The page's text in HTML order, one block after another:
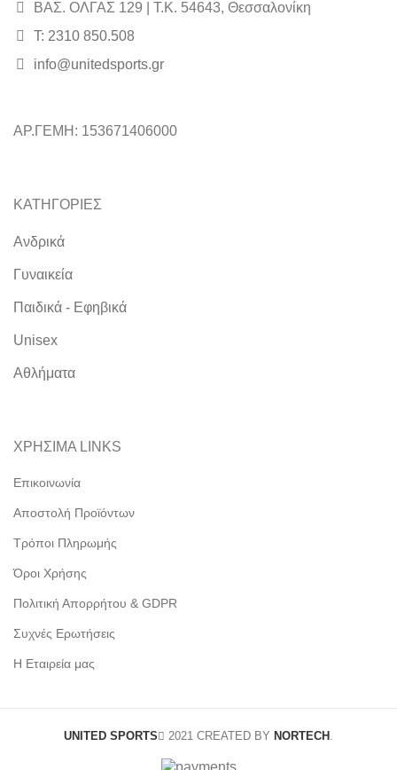
ΒΑΣ. ΟΛΓΑΣ 129 | Τ.Κ. 54643, Θεσσαλονίκη
Τ: 2310 850.508
info@unitedsports.gr
ΑΡ.ΓΕΜΗ: 153671406000
ΚΑΤΗΓΟΡΙΕΣ
Ανδρικά
Γυναικεία
Παιδικά - Εφηβικά
Unisex
Αθλήματα
ΧΡΗΣΙΜΑ LINKS
Επικοινωνία
Αποστολή Προϊόντων
Τρόποι Πληρωμής
Όροι Χρήσης
Πολιτική Απορρήτου & GDPR
Συχνές Ερωτήσεις
Η Εταιρεία μας
UNITED SPORTS 2021 CREATED BY NORTECH .